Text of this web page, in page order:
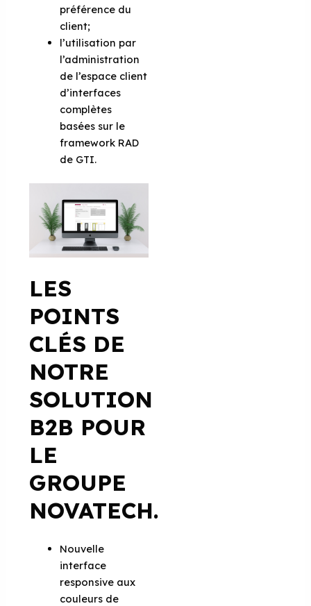
préférence du
client;
l’utilisation par
l’administration
de l’espace client
d’interfaces
complètes
basées sur le
framework RAD
de GTI.
LES
POINTS
CLÉS DE
NOTRE
SOLUTION
B2B POUR
LE
GROUPE
NOVATECH.
Nouvelle
interface
responsive aux
couleurs de